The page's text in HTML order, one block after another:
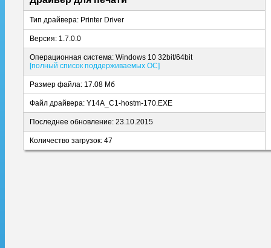
Тип драйвера: Printer Driver
Версия: 1.7.0.0
Операционная система: Windows 10 32bit/64bit
[полный список поддерживаемых ОС]
Размер файла: 17.08 Мб
Файл драйвера: Y14A_C1-hostm-170.EXE
Последнее обновление: 23.10.2015
Количество загрузок: 47